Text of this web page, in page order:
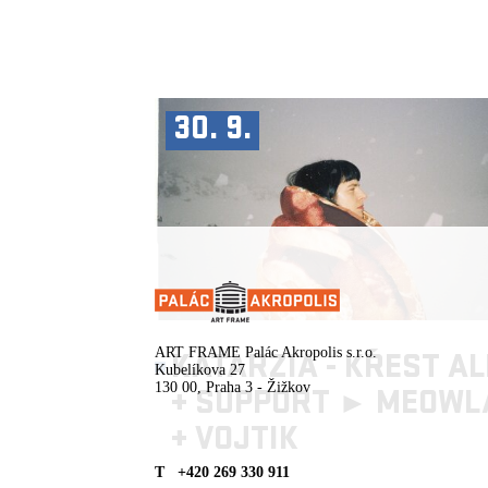
30. 9.
KATARZIA - KŘEST
+SUPPORT ►
+ VOJTIK
ART FRAME Palác Akropolis s.r.o.
Kubelíkova 27
130 00, Praha 3 - Žižkov
T +420 269 330 911